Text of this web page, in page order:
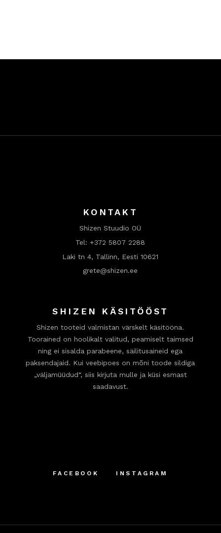
KONTAKT
Shizen Stuudio OÜ
Tel: +372 5807 2288
Laki tn 4, Tallinn, Eesti 10621
grete@shizen.ee
SHIZEN KÄSITÖÖST
Shizen tooteid valmistan värskelt käsitööna.
Toorained on hoolikalt valitud, peamiselt taimsed
ning ei sisalda parabeene, säilitusaineid ega
paksendajaid. Kui veebipoes on mõni toode sildiga
„väljamüüdud“, siis kirjuta mulle ja küsi esmast
saadavust.
FACEBOOK INSTAGRAM